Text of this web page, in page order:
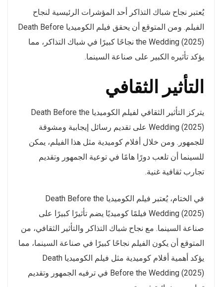
يُعتبر نجاح شباك التذاكر أحد المؤشرات الرئيسية لنجاح
الفيلم. ومن المتوقع أن يحقق فيلم الكوميديا Death Before
the Wedding (2025) نجاحًا كبيرًا في شباك التذاكر، مما
يؤكد تأثيره الكبير على صناعة السينما.
التأثير الثقافي
يتركز التأثير الثقافي لفيلم الكوميديا Death Before the
Wedding (2025) على تقديم رسائل إيجابية ومشوقة
للجمهور. ومن خلال أفلام كوميدية مثل هذا الفيلم، يمكن
للسينما أن تلعب دورًا هامًا في توعية الجمهور وتقديم
تجارب ثقافية غنية.
في الختام، يُعتبر فيلم الكوميديا Death Before the
Wedding (2025) فيلمًا كوميديًا يضم تأثيرًا كبيرًا على
صناعة السينما. مع نجاح شباك التذاكر والتأثير الثقافي، من
المتوقع أن يكون الفيلم نجاحًا كبيرًا في صناعة السينما، مما
يؤكد أهمية أفلام كوميدية مثل فيلم الكوميديا Death
Before the Wedding (2025) في ترفيه الجمهور وتقديم